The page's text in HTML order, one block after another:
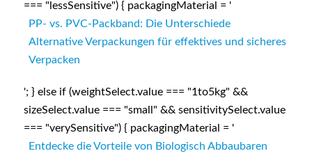
=== "lessSensitive") { packagingMaterial = '
PP- vs. PVC-Packband: Die Unterschiede
Alternative Verpackungen für effektives und sicheres
Verpacken
'; } else if (weightSelect.value === "1to5kg" &&
sizeSelect.value === "small" && sensitivitySelect.value
=== "verySensitive") { packagingMaterial = '
Entdecke die Vorteile von Biologisch Abbaubaren